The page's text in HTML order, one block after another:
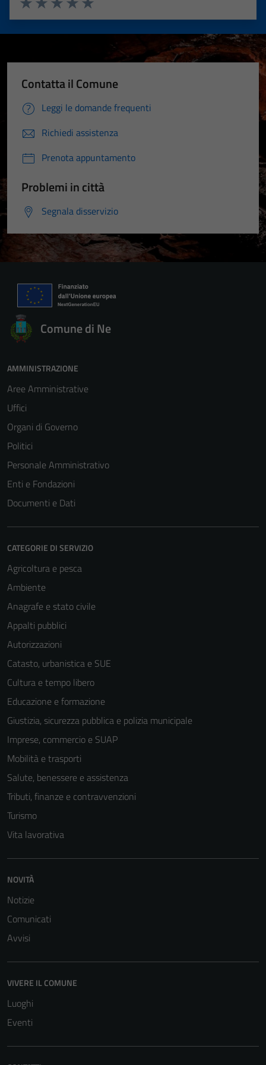
Valuta 5 stelle su 5
Valuta 4 stelle su 5
Valuta 3 stelle su 5
Valuta 2 stelle su 5
Valuta 1 stelle su 5
Contatta il Comune
Leggi le domande frequenti
Richiedi assistenza
Prenota appuntamento
Problemi in città
Segnala disservizio
Comune di Ne
AMMINISTRAZIONE
Aree Amministrative
Uffici
Organi di Governo
Politici
Personale Amministrativo
Enti e Fondazioni
Documenti e Dati
CATEGORIE DI SERVIZIO
Agricoltura e pesca
Ambiente
Anagrafe e stato civile
Appalti pubblici
Autorizzazioni
Catasto, urbanistica e SUE
Cultura e tempo libero
Educazione e formazione
Giustizia, sicurezza pubblica e polizia municipale
Imprese, commercio e SUAP
Mobilità e trasporti
Salute, benessere e assistenza
Tributi, finanze e contravvenzioni
Turismo
Vita lavorativa
NOVITÀ
Notizie
Comunicati
Avvisi
VIVERE IL COMUNE
Luoghi
Eventi
Questi cookie